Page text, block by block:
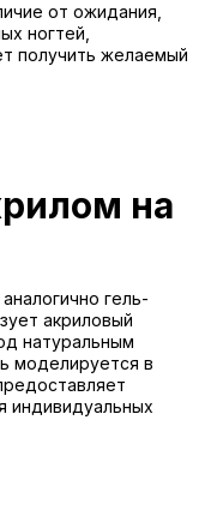
от ожидания,
ногтей,
получить желаемый
на
гель-
акриловый
натуральным
моделируется в
индивидуальных